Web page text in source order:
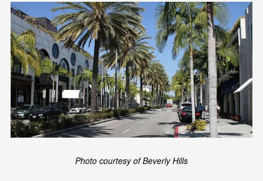
Photo courtesy of Beverly Hills